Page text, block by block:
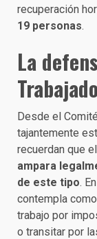
recuperación
19 personas.
La
Desde el
tajantemente
recuerdan que el
ampara
de este tipo.
contempla como
trabajo por
o transitar por